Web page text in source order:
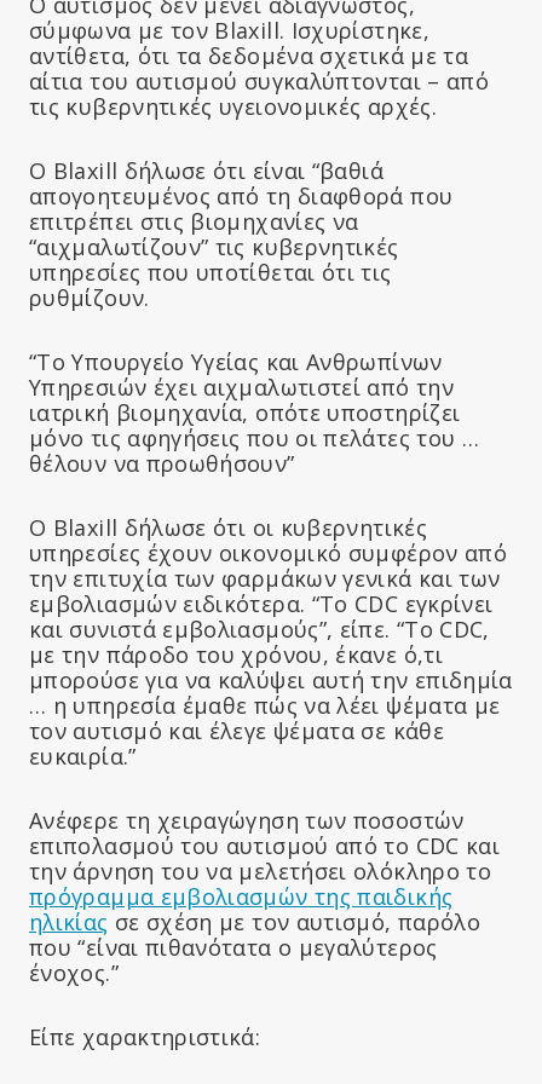
σύμφωνα με τον Blaxill. Ισχυρίστηκε,
αντίθετα, ότι τα δεδομένα σχετικά με τα
αίτια του αυτισμού συγκαλύπτονται – από
τις κυβερνητικές υγειονομικές αρχές.
Ο Blaxill δήλωσε ότι είναι “βαθιά
απογοητευμένος από τη διαφθορά που
επιτρέπει στις βιομηχανίες να
“αιχμαλωτίζουν” τις κυβερνητικές
υπηρεσίες που υποτίθεται ότι τις
ρυθμίζουν.
“Το Υπουργείο Υγείας και Ανθρωπίνων
Υπηρεσιών έχει αιχμαλωτιστεί από την
ιατρική βιομηχανία, οπότε υποστηρίζει
μόνο τις αφηγήσεις που οι πελάτες του …
θέλουν να προωθήσουν”
Ο Blaxill δήλωσε ότι οι κυβερνητικές
υπηρεσίες έχουν οικονομικό συμφέρον από
την επιτυχία των φαρμάκων γενικά και των
εμβολιασμών ειδικότερα. “Το CDC εγκρίνει
και συνιστά εμβολιασμούς”, είπε. “Το CDC,
με την πάροδο του χρόνου, έκανε ό,τι
μπορούσε για να καλύψει αυτή την επιδημία
… η υπηρεσία έμαθε πώς να λέει ψέματα με
τον αυτισμό και έλεγε ψέματα σε κάθε
ευκαιρία.”
Ανέφερε τη χειραγώγηση των ποσοστών
επιπολασμού του αυτισμού από το CDC και
την άρνηση του να μελετήσει ολόκληρο το
πρόγραμμα εμβολιασμών της παιδικής
ηλικίας σε σχέση με τον αυτισμό, παρόλο
που “είναι πιθανότατα ο μεγαλύτερος
ένοχος.”
Είπε χαρακτηριστικά: